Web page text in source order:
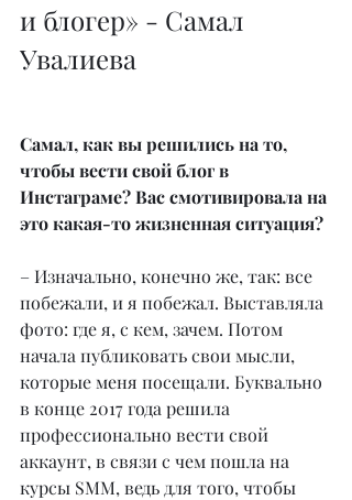
и блогер» - Самал
Увалиева
Самал, как вы решились на то,
чтобы вести свой блог в
Инстаграме? Вас смотивировала на
это какая-то жизненная ситуация?
– Изначально, конечно же, так: все
побежали, и я побежал. Выставляла
фото: где я, с кем, зачем. Потом
начала публиковать свои мысли,
которые меня посещали. Буквально
в конце 2017 года решила
профессионально вести свой
аккаунт, в связи с чем пошла на
курсы SMM, ведь для того, чтобы